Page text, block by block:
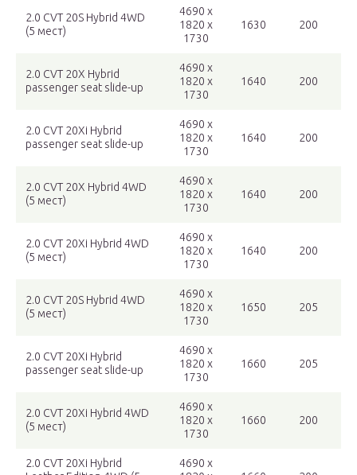
2.0 CVT 20S Hybrid 4WD
(5 мест)
4690 x
1820 x
1730
1630 200
2.0 CVT 20X Hybrid
passenger seat slide-up
4690 x
1820 x
1730
1640 200
2.0 CVT 20Xi Hybrid
passenger seat slide-up
4690 x
1820 x
1730
1640 200
2.0 CVT 20X Hybrid 4WD
(5 мест)
4690 x
1820 x
1730
1640 200
2.0 CVT 20Xi Hybrid 4WD
(5 мест)
4690 x
1820 x
1730
1640 200
2.0 CVT 20S Hybrid 4WD
(5 мест)
4690 x
1820 x
1730
1650 205
2.0 CVT 20Xi Hybrid
passenger seat slide-up
4690 x
1820 x
1730
1660 205
2.0 CVT 20Xi Hybrid 4WD
(5 мест)
4690 x
1820 x
1730
1660 200
2.0 CVT 20Xi Hybrid
4690 x